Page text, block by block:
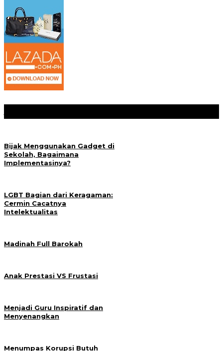
Bijak Menggunakan Gadget di
Sekolah, Bagaimana
Implementasinya?
LGBT Bagian dari Keragaman:
Cermin Cacatnya
Intelektualitas
Madinah Full Barokah
Anak Prestasi VS Frustasi
Menjadi Guru Inspiratif dan
Menyenangkan
Menumpas Korupsi Butuh